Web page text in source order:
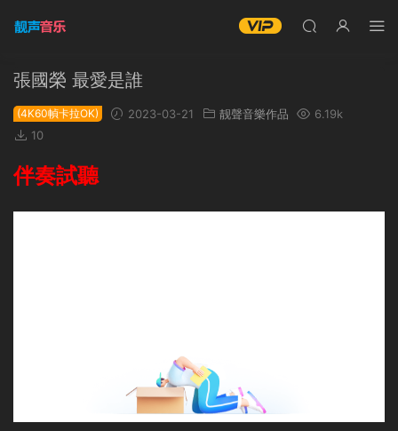
張國榮 最愛是誰
(4K60幀卡拉OK) 2023-03-21 靓聲音樂作品
6.19k
10
伴奏試聽